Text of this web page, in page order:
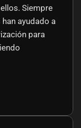
Siempre
ayudado a
para